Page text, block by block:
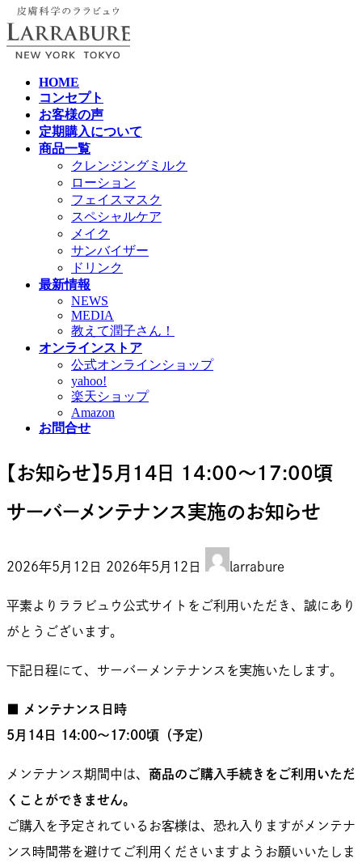
コ
テ
ナ
ゲ
HOME
コンセプト
お客様の声
定期購入について
商品一覧
クレンジングミルク
ローション
フェイスマスク
スペシャルケア
メイク
サンバイザー
ドリンク
最新情報
NEWS
MEDIA
教えて潤子さん！
オンラインストア
公式オンラインショップ
yahoo!
楽天ショップ
Amazon
お問合せ
【お知らせ】5月14日 14:00〜17:00頃
サーバーメンテナンス実施のお知らせ
2026年5月12日
最
更
新
日
:
2026年5月12日 larrabure
平素よりララビュウ公式サイトをご利用いただき、誠にあり
がとうございます。
下記日程にて、サーバーメンテナンスを実施いたします。
■ メンテナンス日時
5月14日 14:00〜17:00頃（予定）
メンテナンス期間中は、 商品のご購入手続きをご利用いただ
くことができません。
ご購入を予定されているお客様は、恐れ入りますがメンテナ
ンス時間帯を避けてご利用くださいますようお願いいたしま